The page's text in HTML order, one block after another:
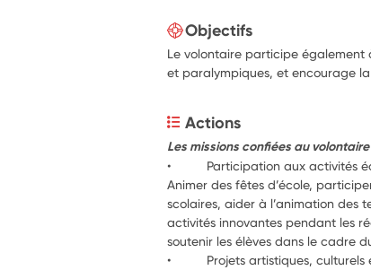
Objectifs
Le volontaire participe également
et paralympiques, et encourage
Actions
Les missions confiées au
•          Participation aux
Animer des fêtes d’école,
scolaires, aider à l’animation des
activités innovantes pendant les
soutenir les élèves dans le cadre
•          Projets artistiques,